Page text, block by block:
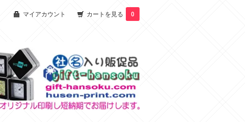
マイアカウント カートを見る 0